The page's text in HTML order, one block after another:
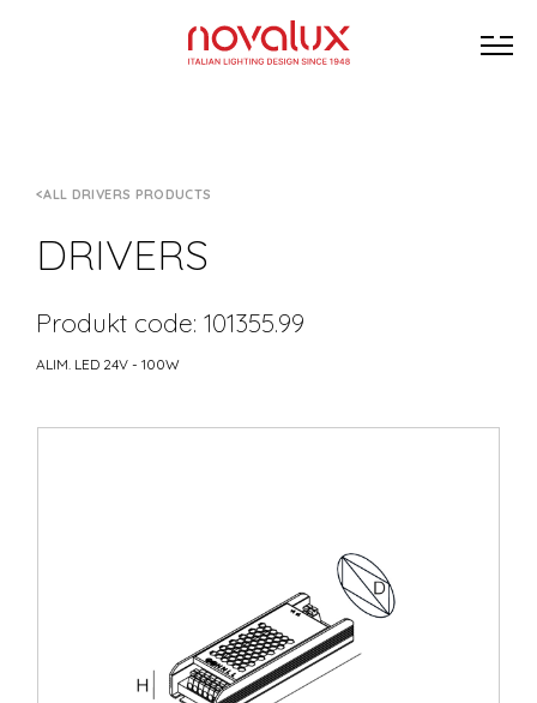
ALL DRIVERS PRODUCTS
DRIVERS
Produkt code: 101355.99
ALIM. LED 24V - 100W